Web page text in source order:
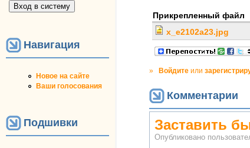
Навигация
Новое на сайте
Ваши голосования
Подшивки
Прикрепленный файл
x_e2102a23.jpg
» Войдите или
Комментарии
Заставить
Опубликовано